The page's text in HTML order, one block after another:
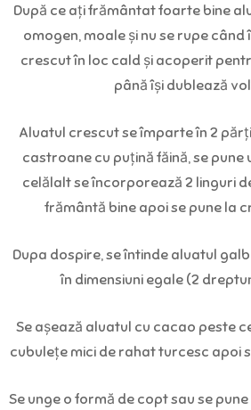
După ce ați frământat foarte bine
omogen, moale și nu se rupe
crescut în loc cald și acoperit
până își dublează
Aluatul crescut se împarte în 2
castroane cu puțină făină, se pune
celălalt se încorporează 2 linguri
frământă bine apoi se pune la
Dupa dospire, se întinde aluatul
în dimensiuni egale (2
Se așează aluatul cu cacao peste
cubulețe mici de rahat turcesc apoi
Se unge o formă de copt sau se